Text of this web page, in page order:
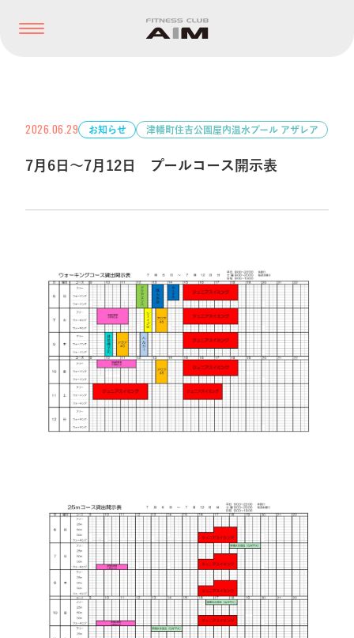
2026.06.29 お知らせ 津幡町住吉公園屋内温水プール アザレア
7月6日～7月12日 プールコース開示表